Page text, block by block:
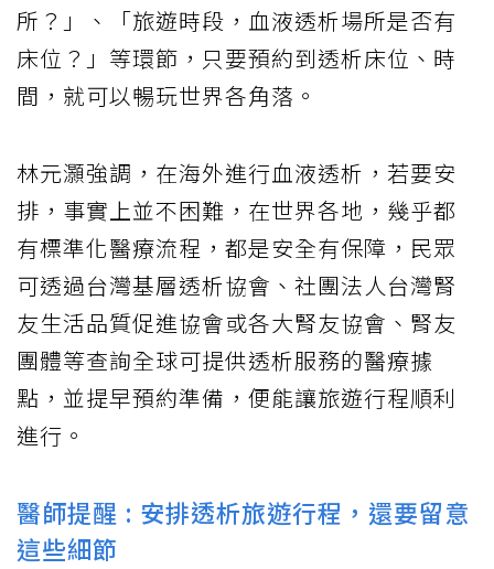
所？」、「旅遊時段，血液透析場所是否有
床位？」等環節，只要預約到透析床位、時
間，就可以暢玩世界各角落。
林元灝強調，在海外進行血液透析，若要安
排，事實上並不困難，在世界各地，幾乎都
有標準化醫療流程，都是安全有保障，民眾
可透過台灣基層透析協會、社團法人台灣腎
友生活品質促進協會或各大腎友協會、腎友
團體等查詢全球可提供透析服務的醫療據
點，並提早預約準備，便能讓旅遊行程順利
進行。
醫師提醒 : 安排透析旅遊行程，還要留意
這些細節